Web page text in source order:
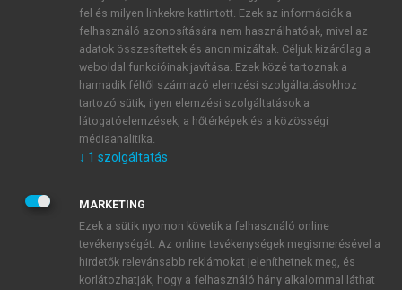
1 óra díjmentes hozzáférés
E-MAIL-CÍM
JELSZÓ
JELSZÓ ÚJRA
fel és milyen linkekre kattintott. Ezek az információk a
felhasználó azonosítására nem használhatóak, mivel az
adatok összesítettek és anonimizáltak. Céljuk kizárólag a
weboldal funkcióinak javítása. Ezek közé tartoznak a
harmadik féltől származó elemzési szolgáltatásokhoz
tartozó sütik; ilyen elemzési szolgáltatások a
látogatóelemzések, a hőtérképek és a közösségi
médiaanalitika.
↓ 1 szolgáltatás
MARKETING
Ezek a sütik nyomon követik a felhasználó online
tevékenységét. Az online tevékenységek megismerésével a
hirdetők relevánsabb reklámokat jeleníthetnek meg, és
korlátozhatják, hogy a felhasználó hány alkalommal láthat